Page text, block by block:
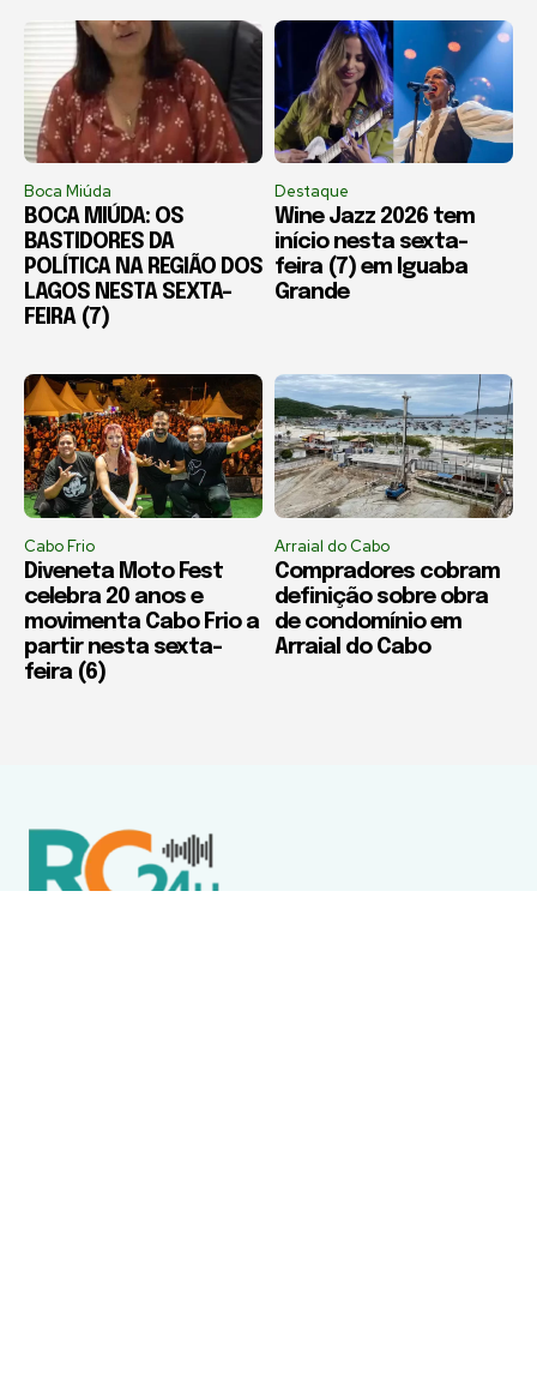
Boca Miúda
BOCA MIÚDA: OS
BASTIDORES DA
POLÍTICA NA REGIÃO DOS
LAGOS NESTA SEXTA-
FEIRA (7)
Destaque
Wine Jazz 2026 tem
início nesta sexta-
feira (7) em Iguaba
Grande
Cabo Frio
Diveneta Moto Fest
celebra 20 anos e
movimenta Cabo Frio a
partir nesta sexta-
feira (6)
Arraial do Cabo
Compradores cobram
definição sobre obra
de condomínio em
Arraial do Cabo